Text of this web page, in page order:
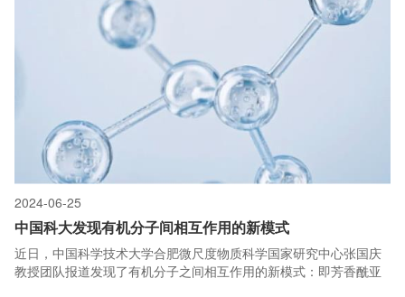
2024-06-25
中国科大发现有机分子间相互作用的新模式
近日，中国科学技术大学合肥微尺度物质科学国家研究中心张国庆
教授团队报道发现了有机分子之间相互作用的新模式：即芳香酰亚